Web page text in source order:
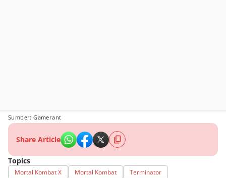
Sumber: Gamerant
Share Article
Topics
Mortal Kombat X Mortal Kombat
Terminator